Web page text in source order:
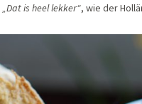
„Dat is heel lekker“, wie der